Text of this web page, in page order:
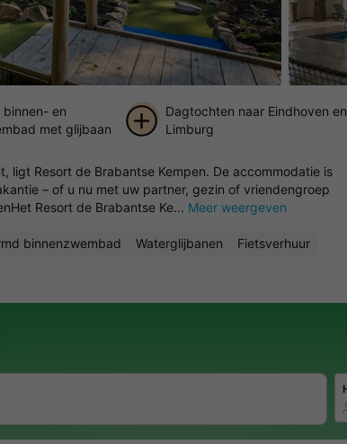
Speel
foto's
binnen- en
met glijbaan
Dagtochten naar Eindhoven en
Limburg
Resort de Brabantse Kempen. De accommodatie is
– of u nu met uw partner, gezin of vriendengroep
Resort de Brabantse Ke... Meer weergeven
binnenzwembad Waterglijbanen
Fietsverhuur